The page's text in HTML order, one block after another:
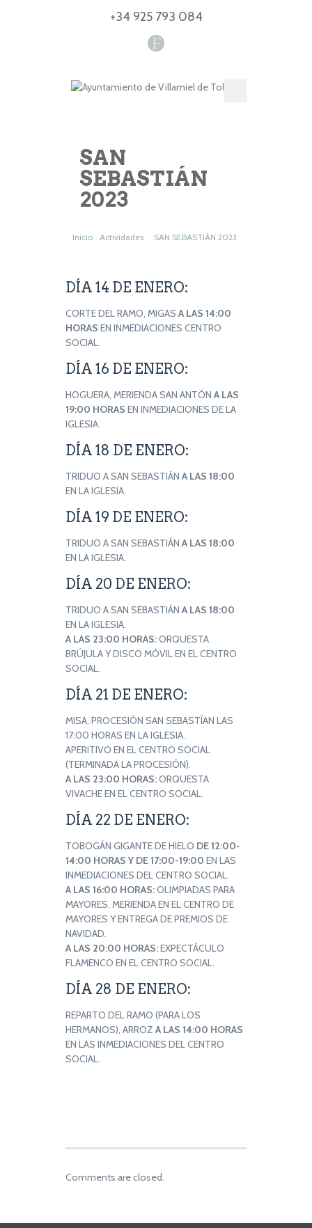
F
+34 925 793 084
SAN
SEBASTIÁN
2023
Inicio Actividades SAN SEBASTIÁN 2023
DÍA 14 DE ENERO:
CORTE DEL RAMO, MIGAS A LAS 14:00
HORAS EN INMEDIACIONES CENTRO
SOCIAL.
DÍA 16 DE ENERO:
HOGUERA, MERIENDA SAN ANTÓN A LAS
19:00 HORAS EN INMEDIACIONES DE LA
IGLESIA.
DÍA 18 DE ENERO:
TRIDUO A SAN SEBASTIÁN A LAS 18:00
EN LA IGLESIA.
DÍA 19 DE ENERO:
TRIDUO A SAN SEBASTIÁN A LAS 18:00
EN LA IGLESIA.
DÍA 20 DE ENERO:
TRIDUO A SAN SEBASTIÁN A LAS 18:00
EN LA IGLESIA.
A LAS 23:00 HORAS:ORQUESTA
BRÚJULA Y DISCO MÓVIL EN EL CENTRO
SOCIAL.
DÍA 21 DE ENERO:
MISA, PROCESIÓN SAN SEBASTÍAN LAS
17:00 HORAS EN LA IGLESIA.
APERITIVO EN EL CENTRO SOCIAL
(TERMINADA LA PROCESIÓN).
A LAS 23:00 HORAS:ORQUESTA
VIVACHE EN EL CENTRO SOCIAL.
DÍA 22 DE ENERO:
TOBOGÁN GIGANTE DE HIELO DE 12:00-
14:00 HORAS Y DE 17:00-19:00 EN LAS
INMEDIACIONES DEL CENTRO SOCIAL.
A LAS 16:00 HORAS:OLIMPIADAS PARA
MAYORES, MERIENDA EN EL CENTRO DE
MAYORES Y ENTREGA DE PREMIOS DE
NAVIDAD.
A LAS 20:00 HORAS:EXPECTÁCULO
FLAMENCO EN EL CENTRO SOCIAL.
DÍA 28 DE ENERO:
REPARTO DEL RAMO (PARA LOS
HERMANOS), ARROZ A LAS 14:00 HORAS
EN LAS INMEDIACIONES DEL CENTRO
SOCIAL.
Comments are closed.